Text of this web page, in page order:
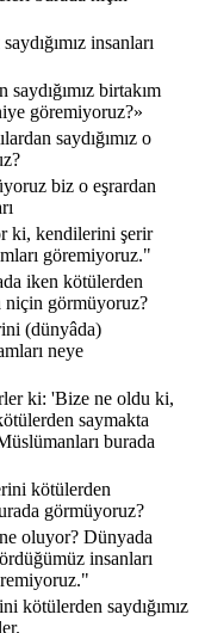
insanları
birtakım
göremiyoruz?»
saydığımız o
biz o eşrardan
ki, kendilerini şerir
göremiyoruz."
iken kötülerden
niçin görmüyoruz?
(dünyâda)
neye
ki: 'Bize ne oldu ki,
saymakta
burada
kötülerden
görmüyoruz?
oluyor? Dünyada
insanları
kötülerden saydığımız